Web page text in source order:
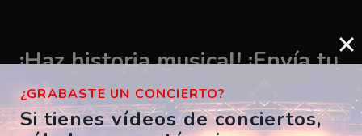
¡Haz historia musical! ¡Envía tu
vídeo ahora!
¿GRABASTE UN CONCIERTO?
Si tienes vídeos de conciertos,